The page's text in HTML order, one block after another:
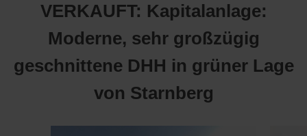
VERKAUFT: Kapitalanlage:
Moderne, sehr großzügig
geschnittene DHH in grüner Lage
von Starnberg